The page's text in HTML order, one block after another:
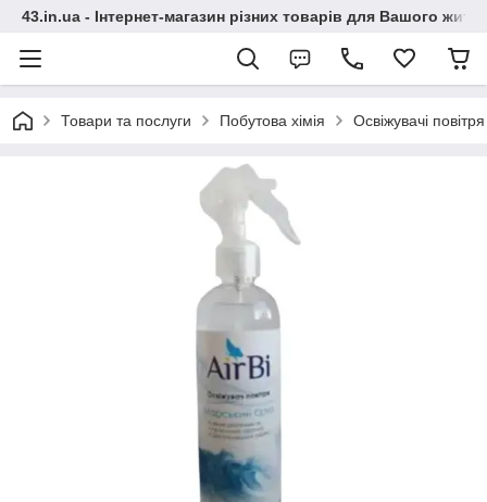
43.in.ua - Інтернет-магазин різних товарів для Вашого
Товари та послуги Побутова хімія Освіжувачі повітря